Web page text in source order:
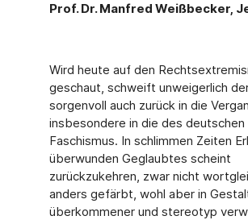
Prof. Dr. Manfred Weißbecker,
Wird heute auf den
geschaut, schweift unweigerlich
sorgenvoll auch zurück in die
insbesondere in die des deutschen
Faschismus. In schlimmen Zeiten
überwunden Geglaubtes scheint
zurückzukehren, zwar nicht
anders gefärbt, wohl aber in
überkommener und stereotyp